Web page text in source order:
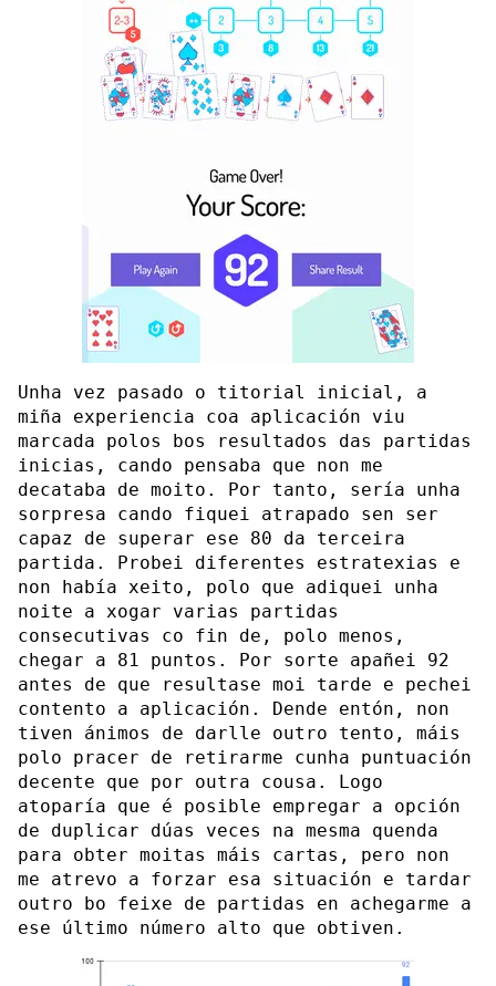
Unha vez pasado o titorial inicial, a
miña experiencia coa aplicación viu
marcada polos bos resultados das partidas
inicias, cando pensaba que non me
decataba de moito. Por tanto, sería unha
sorpresa cando fiquei atrapado sen ser
capaz de superar ese 80 da terceira
partida. Probei diferentes estratexias e
non había xeito, polo que adiquei unha
noite a xogar varias partidas
consecutivas co fin de, polo menos,
chegar a 81 puntos. Por sorte apañei 92
antes de que resultase moi tarde e pechei
contento a aplicación. Dende entón, non
tiven ánimos de darlle outro tento, máis
polo pracer de retirarme cunha puntuación
decente que por outra cousa. Logo
atoparía que é posible empregar a opción
de duplicar dúas veces na mesma quenda
para obter moitas máis cartas, pero non
me atrevo a forzar esa situación e tardar
outro bo feixe de partidas en achegarme a
ese último número alto que obtiven.